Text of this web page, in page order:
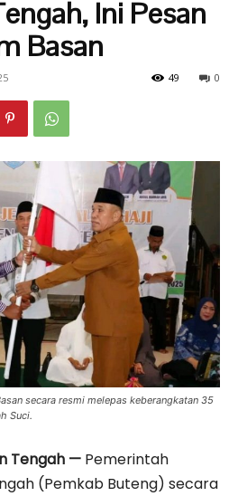
Ini Pesan
Basan
0
49
secara resmi melepas keberangkatan 35
Suci.
Tengah — Pemerintah
(Pemkab Buteng) secara